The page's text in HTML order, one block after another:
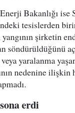
Bakanlığı ise
tesislerden
yangının şirketin
söndürüldüğünü
yaralanma
nedenine ilişkin
erdi